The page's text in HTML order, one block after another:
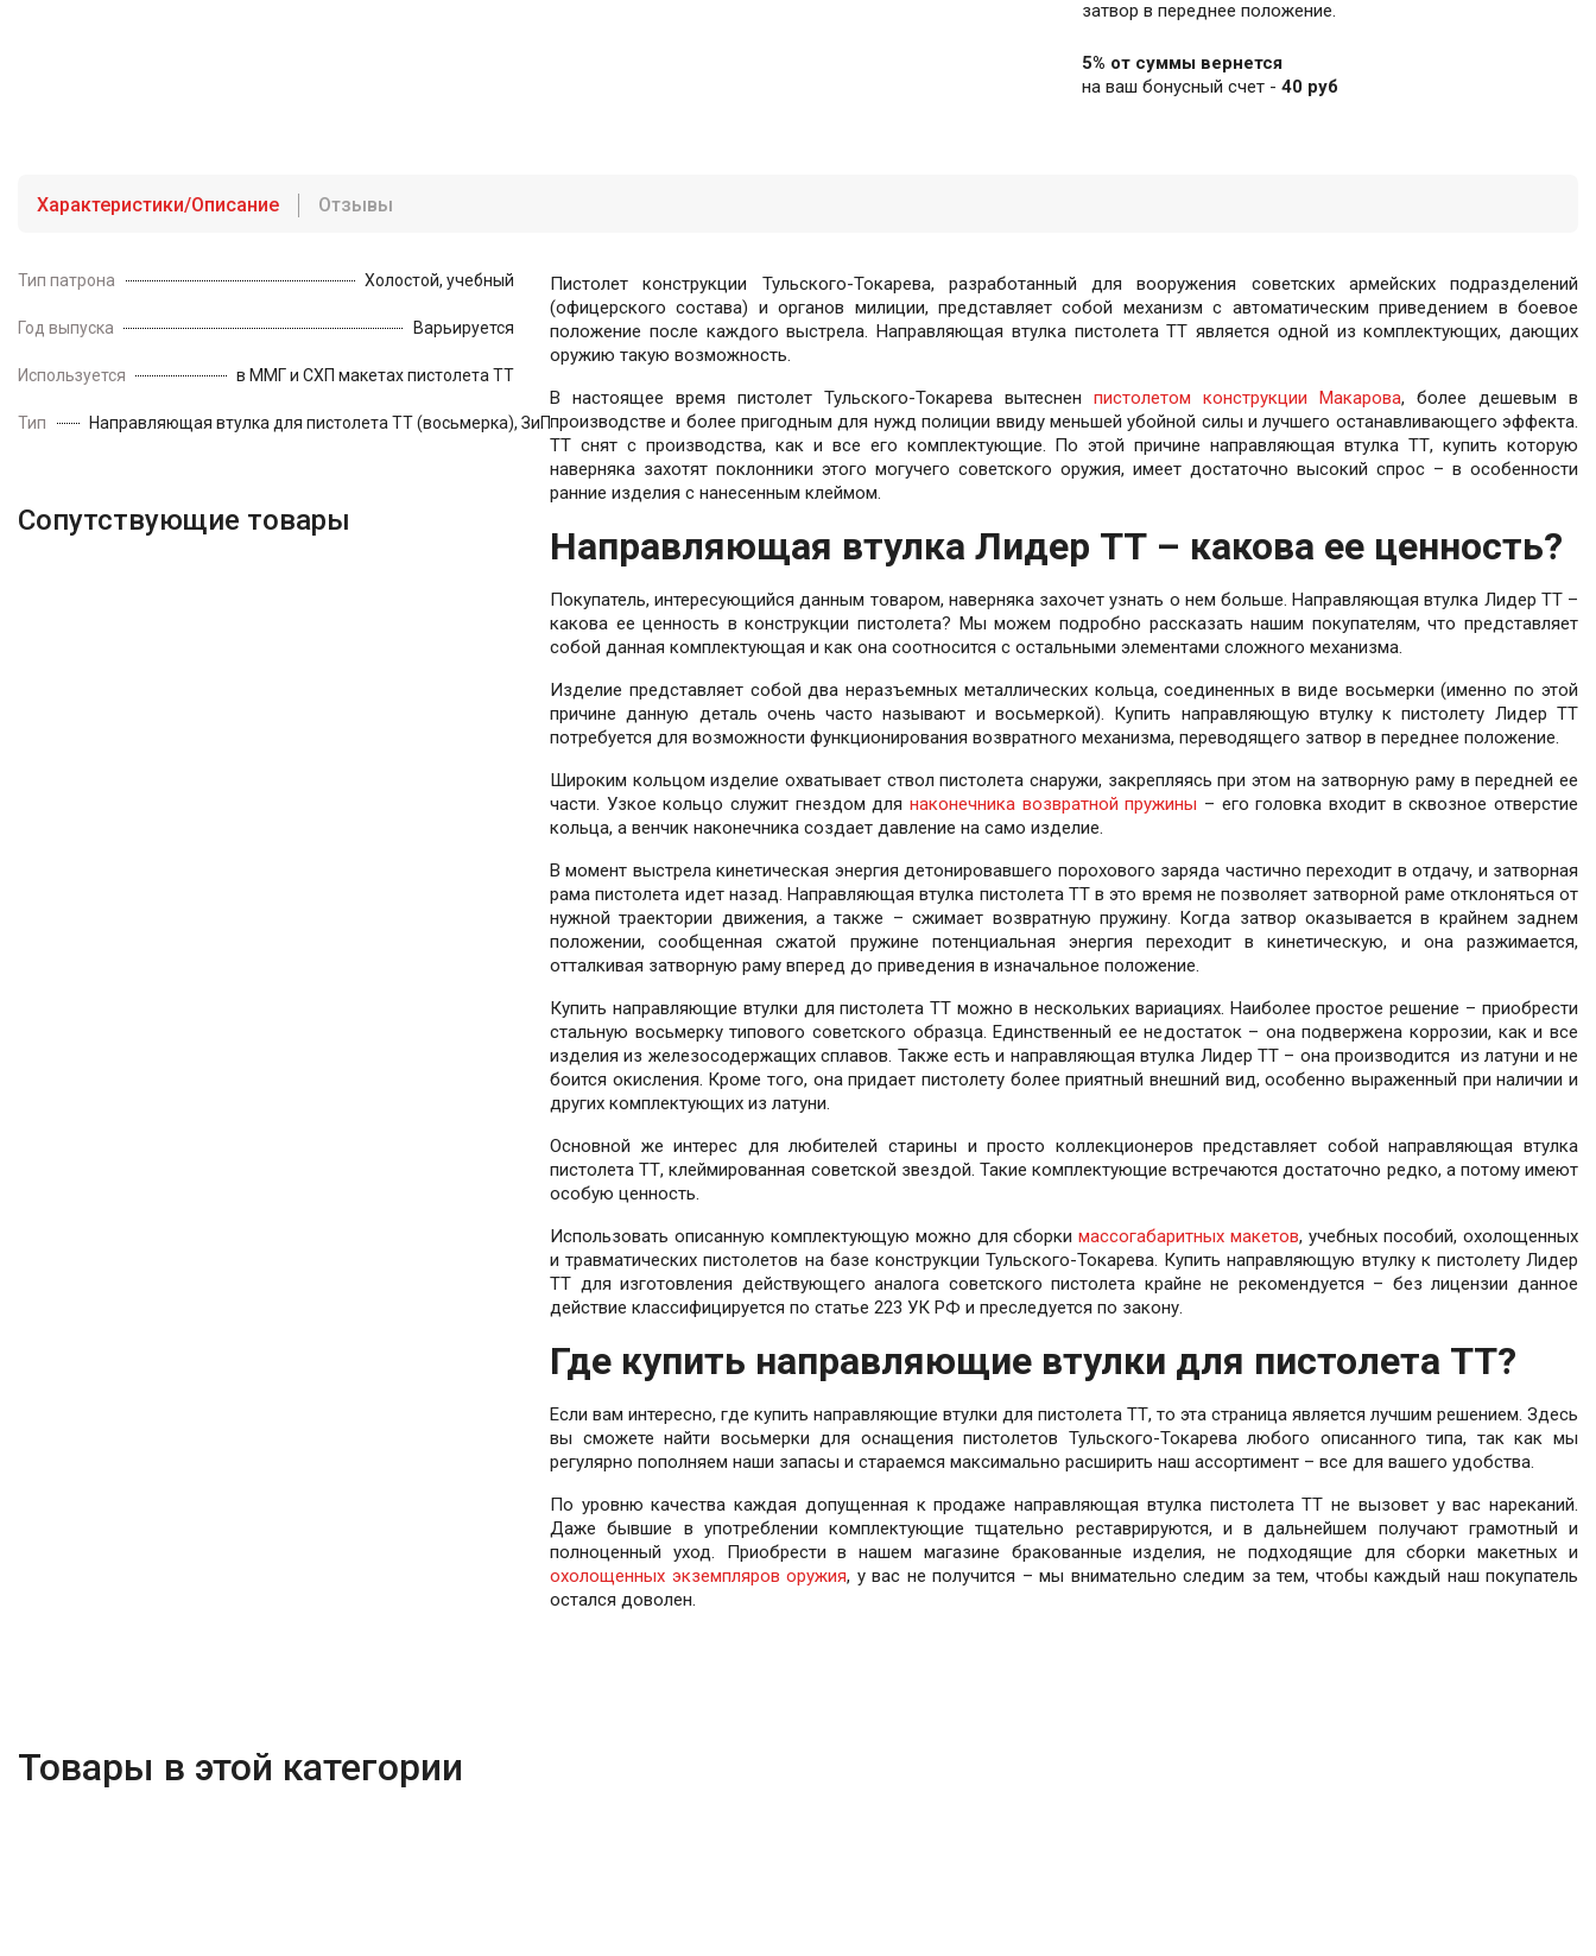
затвор в переднее положение.
5% от суммы вернется
на ваш бонусный счет - 40 руб
Характеристики/Описание Отзывы
Тип патрона Холостой, учебный
Год выпуска Варьируется
Используется в ММГ и СХП макетах пистолета ТТ
Тип Направляющая втулка для пистолета ТТ (восьмерка), ЗиП
Сопутствующие товары
Пистолет конструкции Тульского-Токарева, разработанный для вооружения советских армейских подразделений
(офицерского состава) и органов милиции, представляет собой механизм с автоматическим приведением в боевое
положение после каждого выстрела. Направляющая втулка пистолета ТТ является одной из комплектующих, дающих
оружию такую возможность.
В настоящее время пистолет Тульского-Токарева вытеснен пистолетом конструкции Макарова, более дешевым в
производстве и более пригодным для нужд полиции ввиду меньшей убойной силы и лучшего останавливающего эффекта.
ТТ снят с производства, как и все его комплектующие. По этой причине направляющая втулка ТТ, купить которую
наверняка захотят поклонники этого могучего советского оружия, имеет достаточно высокий спрос – в особенности
ранние изделия с нанесенным клеймом.
Направляющая втулка Лидер ТТ – какова ее ценность?
Покупатель, интересующийся данным товаром, наверняка захочет узнать о нем больше. Направляющая втулка Лидер ТТ –
какова ее ценность в конструкции пистолета? Мы можем подробно рассказать нашим покупателям, что представляет
собой данная комплектующая и как она соотносится с остальными элементами сложного механизма.
Изделие представляет собой два неразъемных металлических кольца, соединенных в виде восьмерки (именно по этой
причине данную деталь очень часто называют и восьмеркой). Купить направляющую втулку к пистолету Лидер ТТ
потребуется для возможности функционирования возвратного механизма, переводящего затвор в переднее положение.
Широким кольцом изделие охватывает ствол пистолета снаружи, закрепляясь при этом на затворную раму в передней ее
части. Узкое кольцо служит гнездом для наконечника возвратной пружины – его головка входит в сквозное отверстие
кольца, а венчик наконечника создает давление на само изделие.
В момент выстрела кинетическая энергия детонировавшего порохового заряда частично переходит в отдачу, и затворная
рама пистолета идет назад. Направляющая втулка пистолета ТТ в это время не позволяет затворной раме отклоняться от
нужной траектории движения, а также – сжимает возвратную пружину. Когда затвор оказывается в крайнем заднем
положении, сообщенная сжатой пружине потенциальная энергия переходит в кинетическую, и она разжимается,
отталкивая затворную раму вперед до приведения в изначальное положение.
Купить направляющие втулки для пистолета ТТ можно в нескольких вариациях. Наиболее простое решение – приобрести
стальную восьмерку типового советского образца. Единственный ее недостаток – она подвержена коррозии, как и все
изделия из железосодержащих сплавов. Также есть и направляющая втулка Лидер ТТ – она производится из латуни и не
боится окисления. Кроме того, она придает пистолету более приятный внешний вид, особенно выраженный при наличии и
других комплектующих из латуни.
Основной же интерес для любителей старины и просто коллекционеров представляет собой направляющая втулка
пистолета ТТ, клеймированная советской звездой. Такие комплектующие встречаются достаточно редко, а потому имеют
особую ценность.
Использовать описанную комплектующую можно для сборкимассогабаритных макетов, учебных пособий, охолощенных
и травматических пистолетов на базе конструкции Тульского-Токарева. Купить направляющую втулку к пистолету Лидер
ТТ для изготовления действующего аналога советского пистолета крайне не рекомендуется – без лицензии данное
действие классифицируется по статье 223 УК РФ и преследуется по закону.
Где купить направляющие втулки для пистолета ТТ?
Если вам интересно, где купить направляющие втулки для пистолета ТТ, то эта страница является лучшим решением. Здесь
вы сможете найти восьмерки для оснащения пистолетов Тульского-Токарева любого описанного типа, так как мы
регулярно пополняем наши запасы и стараемся максимально расширить наш ассортимент – все для вашего удобства.
По уровню качества каждая допущенная к продаже направляющая втулка пистолета ТТ не вызовет у вас нареканий.
Даже бывшие в употреблении комплектующие тщательно реставрируются, и в дальнейшем получают грамотный и
полноценный уход. Приобрести в нашем магазине бракованные изделия, не подходящие для сборки макетных и
охолощенных экземпляров оружия, у вас не получится – мы внимательно следим за тем, чтобы каждый наш покупатель
остался доволен.
Товары в этой категории